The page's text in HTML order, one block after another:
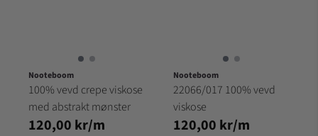
Nooteboom
100% vevd crepe viskose
med abstrakt mønster
120,00 kr/m
Nooteboom
22066/017 100% vevd
viskose
120,00 kr/m